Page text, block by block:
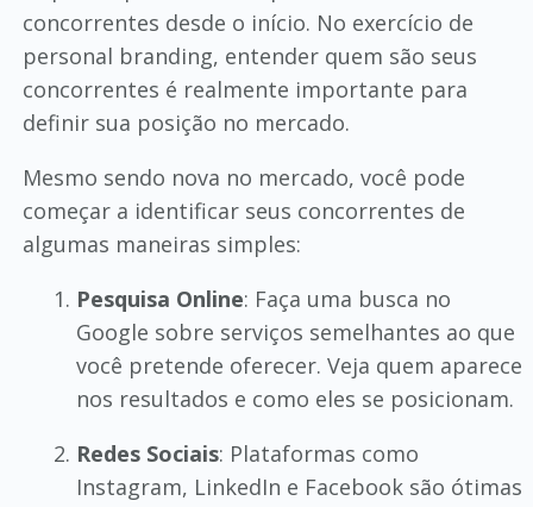
concorrentes desde o início. No exercício de
personal branding, entender quem são seus
concorrentes é realmente importante para
definir sua posição no mercado.
Mesmo sendo nova no mercado, você pode
começar a identificar seus concorrentes de
algumas maneiras simples:
Pesquisa Online: Faça uma busca no
Google sobre serviços semelhantes ao que
você pretende oferecer. Veja quem aparece
nos resultados e como eles se posicionam.
Redes Sociais: Plataformas como
Instagram, LinkedIn e Facebook são ótimas